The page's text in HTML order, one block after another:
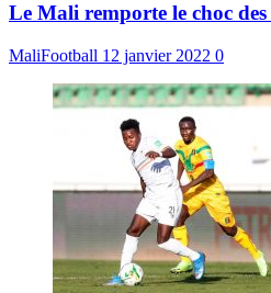
Le Mali remporte le choc
MaliFootball 12 janvier 2022 0